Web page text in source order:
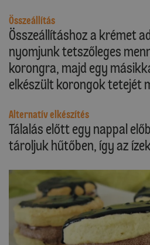
Összeállítás
Összeállításhoz a krémet
nyomjunk tetszőleges
korongra, majd egy
elkészült korongok tetejét
Alternatív elkészítés
Tálalás előtt egy nappal
tároljuk hűtőben, így az